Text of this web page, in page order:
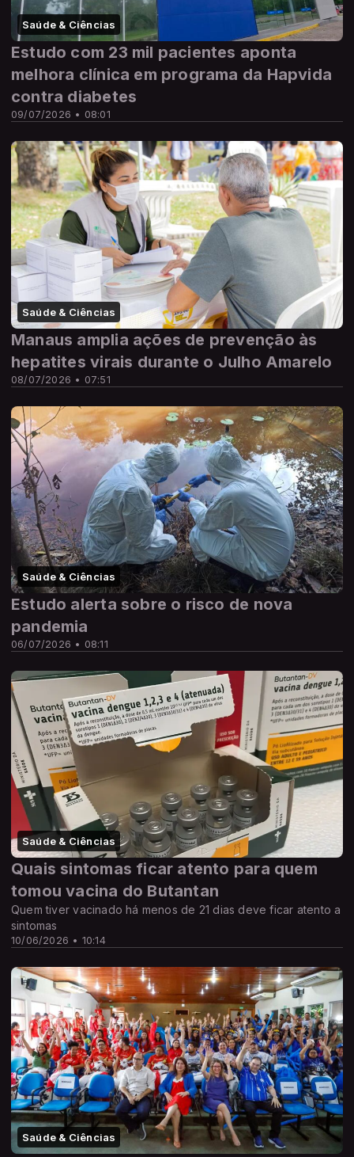
Saúde & Ciências
09/07/2026 • 08:01
Estudo com 23 mil pacientes aponta
melhora clínica em programa da Hapvida
contra diabetes
Saúde & Ciências
08/07/2026 • 07:51
Manaus amplia ações de prevenção às
hepatites virais durante o Julho Amarelo
Saúde & Ciências
06/07/2026 • 08:11
Estudo alerta sobre o risco de nova
pandemia
Saúde & Ciências
10/06/2026 • 10:14
Quais sintomas ficar atento para quem
tomou vacina do Butantan
Quem tiver vacinado há menos de 21 dias deve ficar atento a
sintomas
Saúde & Ciências